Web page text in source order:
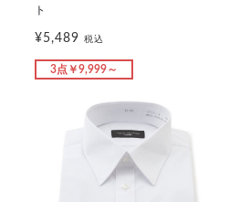
ト
¥5,489 税込
3点￥9,999～